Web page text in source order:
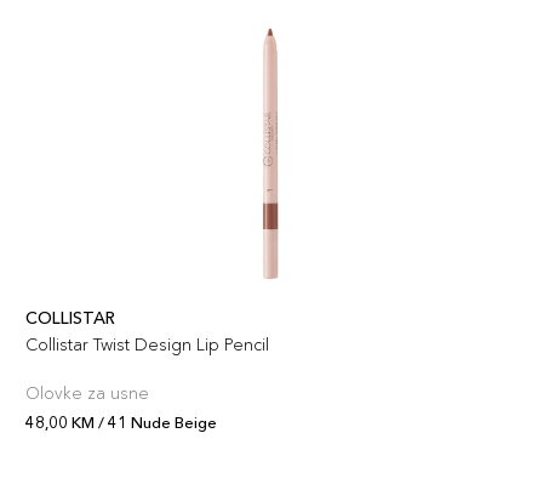
COLLISTAR
Collistar Twist Design Lip Pencil
Olovke za usne
48,00 KM / 41 Nude Beige